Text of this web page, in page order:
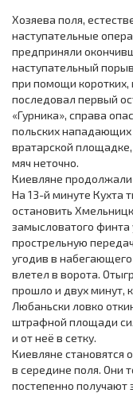
Хозяева поля,
наступательные
предприняли
наступательный
при помощи коротких,
последовал первый
«Гурника», справа
польских нападающих
вратарской
мяч неточно.
Киевляне
На 13-й минуте Кухта
остановить
замысловатого финта
прострельную
угодив в
влетел в ворота.
прошло и двух минут,
Любаньски ловко
штрафной площади
и от неё в сетку.
Киевляне становятся
в середине поля. Они
постепенно получают